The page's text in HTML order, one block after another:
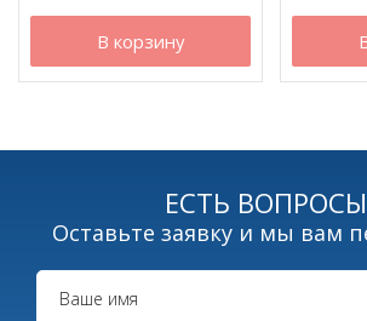
В корзину
ЕСТЬ
Оставьте заявку и мы вам